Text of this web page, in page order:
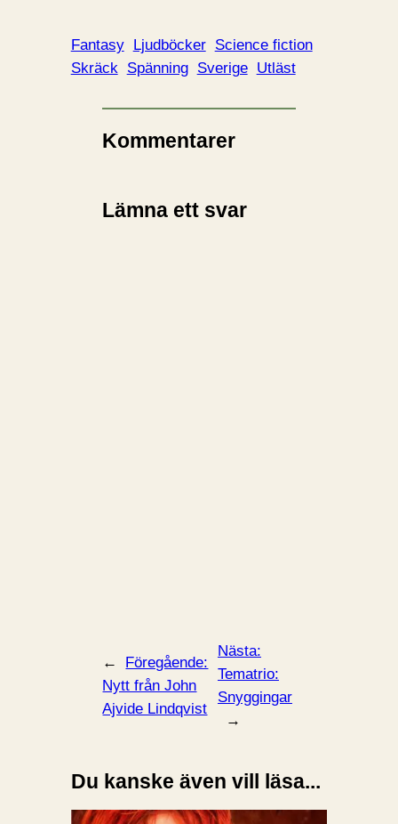
Fantasy Ljudböcker Science fiction
Skräck Spänning Sverige Utläst
Kommentarer
Lämna ett svar
←
Föregående:
Nytt från John
Ajvide Lindqvist
Nästa:
Tematrio:
Snyggingar
→
Du kanske även vill läsa...